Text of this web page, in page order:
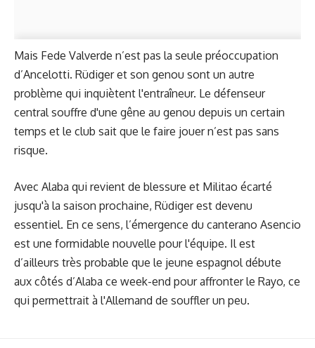
Mais Fede Valverde n’est pas la seule préoccupation
d’Ancelotti. Rüdiger et son genou sont un autre
problème qui inquiètent l'entraîneur. Le défenseur
central souffre d'une gêne au genou depuis un certain
temps et le club sait que le faire jouer n’est pas sans
risque.
Avec Alaba qui revient de blessure et Militao écarté
jusqu'à la saison prochaine, Rüdiger est devenu
essentiel. En ce sens, l’émergence du canterano Asencio
est une formidable nouvelle pour l'équipe. Il est
d’ailleurs très probable que le jeune espagnol débute
aux côtés d’Alaba ce week-end pour affronter le Rayo, ce
qui permettrait à l'Allemand de souffler un peu.